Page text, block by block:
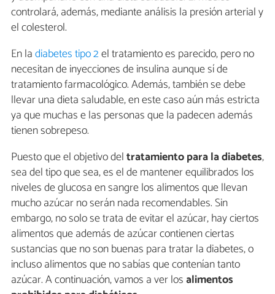
controlará, además, mediante análisis la presión arterial y
el colesterol.
En ladiabetes tipo 2el tratamiento es parecido, pero no
necesitan de inyecciones de insulina aunque sí de
tratamiento farmacológico. Además, también se debe
llevar una dieta saludable, en este caso aún más estricta
ya que muchas e las personas que la padecen además
tienen sobrepeso.
Puesto que el objetivo deltratamiento para la diabetes,
sea del tipo que sea, es el de mantener equilibrados los
niveles de glucosa en sangre los alimentos que llevan
mucho azúcar no serán nada recomendables. Sin
embargo, no solo se trata de evitar el azúcar, hay ciertos
alimentos que además de azúcar contienen ciertas
sustancias que no son buenas para tratar la diabetes, o
incluso alimentos que no sabías que contenían tanto
azúcar. A continuación, vamos a ver losalimentos